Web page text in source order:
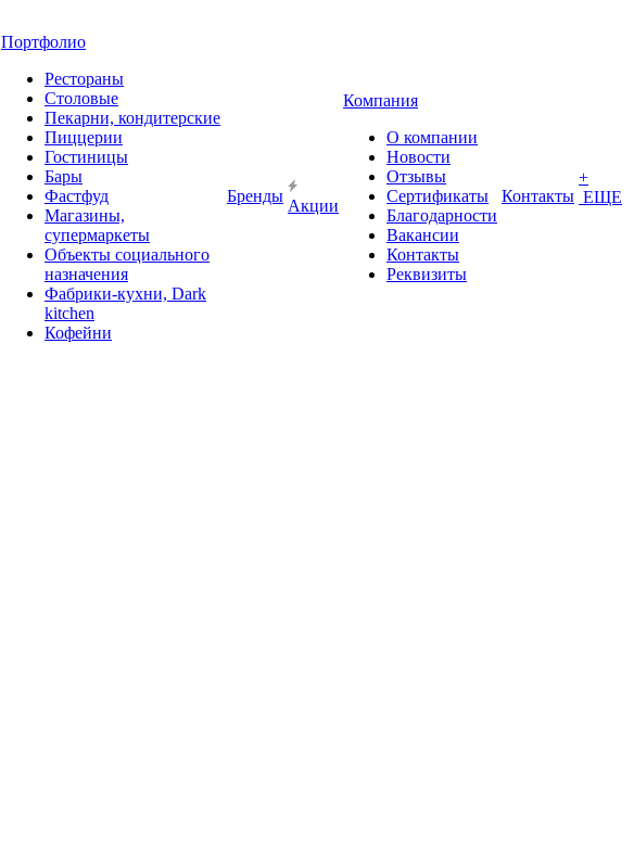
Портфолио
Рестораны
Столовые
Пекарни, кондитерские
Пиццерии
Гостиницы
Бары
Фастфуд
Магазины,
супермаркеты
Объекты социального
назначения
Фабрики-кухни, Dark
kitchen
Кофейни
Бренды
Акции
Компания
О компании
Новости
Отзывы
Сертификаты
Благодарности
Вакансии
Контакты
Реквизиты
Контакты
+
ЕЩЕ